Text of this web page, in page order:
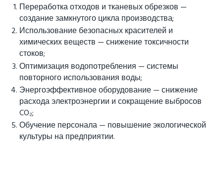
Переработка отходов и тканевых обрезков —
создание замкнутого цикла производства;
Использование безопасных красителей и
химических веществ — снижение токсичности
стоков;
Оптимизация водопотребления — системы
повторного использования воды;
Энергоэффективное оборудование — снижение
расхода электроэнергии и сокращение выбросов
CO₂;
Обучение персонала — повышение экологической
культуры на предприятии.